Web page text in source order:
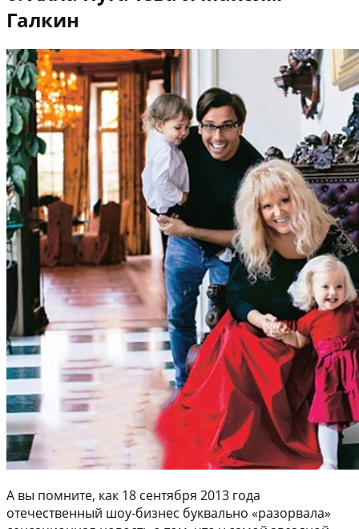
Галкин
А вы помните, как 18 сентября 2013 года
отечественный шоу-бизнес буквально «разорвала»